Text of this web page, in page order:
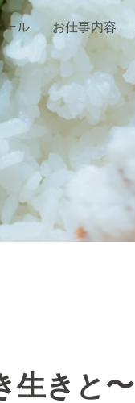
ール お仕事内容
生きと〜